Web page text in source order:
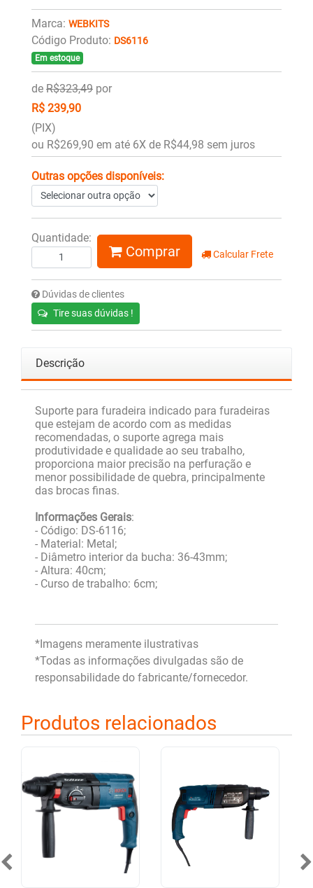
Marca: WEBKITS
Código Produto: DS6116
Em estoque
de R$323,49 por
R$ 239,90
(PIX)
ou R$269,90 em até 6X de R$44,98 sem juros
Outras opções disponíveis:
Quantidade:
Comprar Calcular Frete
Dúvidas de clientes
Tire suas dúvidas !
Descrição
Suporte para furadeira indicado para furadeiras
que estejam de acordo com as medidas
recomendadas, o suporte agrega mais
produtividade e qualidade ao seu trabalho,
proporciona maior precisão na perfuração e
menor possibilidade de quebra, principalmente
das brocas finas.
Informações Gerais:
- Código: DS-6116;
- Material: Metal;
- Diâmetro interior da bucha: 36-43mm;
- Altura: 40cm;
- Curso de trabalho: 6cm;
*Imagens meramente ilustrativas
*Todas as informações divulgadas são de
responsabilidade do fabricante/fornecedor.
Produtos relacionados